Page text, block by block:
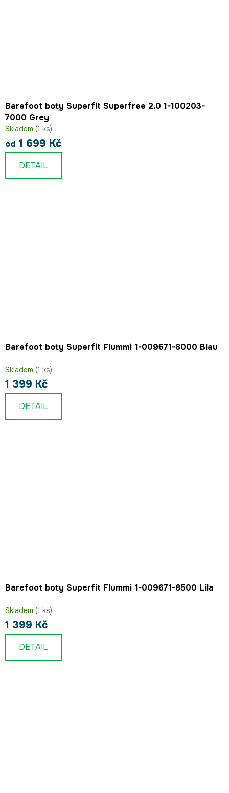
Barefoot boty Superfit Superfree 2.0 1-100203-
7000 Grey
Skladem (1 ks)
od 1 699 Kč
DETAIL
Barefoot boty Superfit Flummi 1-009671-8000 Blau
Skladem (1 ks)
1 399 Kč
DETAIL
Barefoot boty Superfit Flummi 1-009671-8500 Lila
Skladem (1 ks)
1 399 Kč
DETAIL